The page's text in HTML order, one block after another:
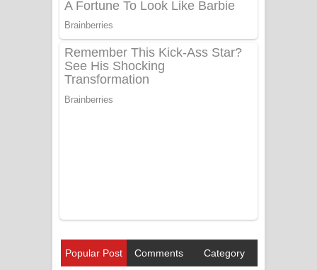
Popular Post Comments Category